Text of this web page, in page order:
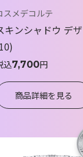
スメデコルテ
キンシャドウ デ
10
込7,700円
商品詳細を見る